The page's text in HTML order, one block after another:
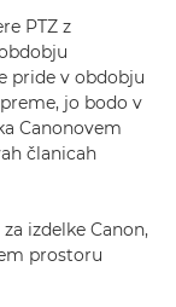
PTZ z
pride v obdobju
jo bodo v
Canonovem
članicah
izdelke Canon,
prostoru